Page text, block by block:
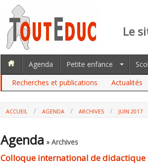
Le
Agenda Petite enfance
Recherches et publications
Actualités
ACCUEIL AGENDA ARCHIVES JUIN 2017
Agenda » Archives
Colloque international de didactique